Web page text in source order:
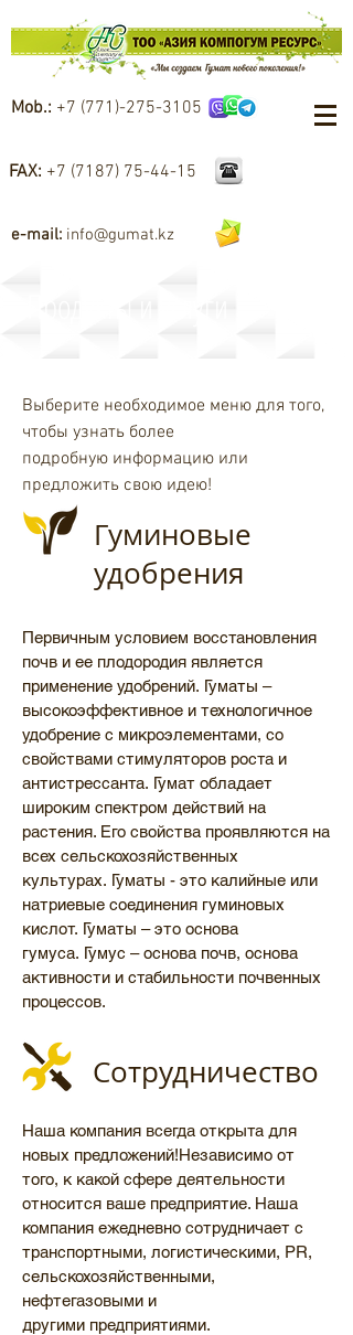
Mob.: +7 (771)-275-3105
FAX: +7 (7187) 75-44-15
e-mail: info@gumat.kz
Выберите необходимое меню для того,
чтобы узнать более
подробную информацию или
предложить свою идею!
Гуминовые
удобрения
Первичным условием восстановления
почв и ее плодородия является
применение удобрений. Гуматы –
высокоэффективное и технологичное
удобрение с микроэлементами, со
свойствами стимуляторов роста и
антистрессанта. Гумат обладает
широким спектром действий на
растения. Его свойства проявляются на
всех сельскохозяйственных
культурах. Гуматы - это калийные или
натриевые соединения гуминовых
кислот. Гуматы – это основа
гумуса. Гумус – основа почв, основа
активности и стабильности почвенных
процессов.
Сотрудничество
Наша компания всегда открыта для
новых предложений!Независимо от
того, к какой сфере деятельности
относится ваше предприятие. Наша
компания ежедневно сотрудничает с
транспортными, логистическими, PR,
сельскохозяйственными,
нефтегазовыми и
другими предприятиями.